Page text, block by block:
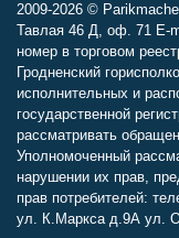
2009-2026 ©
Тавлая 46 Д, оф. 71 E-
номер в торговом
Гродненский
исполнительных и
государственной
рассматривать
Уполномоченный
нарушении их прав,
прав потребителей:
ул. К.Маркса д.9А ул.